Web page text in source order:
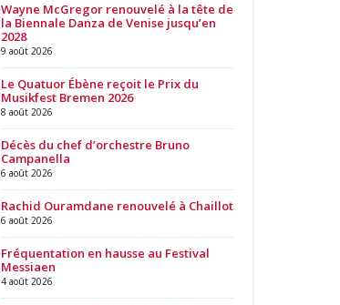
Wayne McGregor renouvelé à la tête de
la Biennale Danza de Venise jusqu’en
2028
9 août 2026
Le Quatuor Ébène reçoit le Prix du
Musikfest Bremen 2026
8 août 2026
Décès du chef d’orchestre Bruno
Campanella
6 août 2026
Rachid Ouramdane renouvelé à Chaillot
6 août 2026
Fréquentation en hausse au Festival
Messiaen
4 août 2026